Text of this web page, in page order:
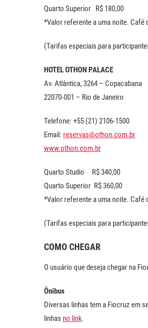
Quarto Superior R$ 180,00
*Valor referente a uma noite. Café
(Tarifas especiais para
HOTEL OTHON PALACE
Av. Atlântica, 3264 – Copacabana
22070-001 – Rio de Janeiro
Telefone: +55 (21) 2106-1500
Email: reservas@othon.com.br
www.othon.com.br
Quarto Studio R$ 340,00
Quarto Superior R$ 360,00
*Valor referente a uma noite. Café
(Tarifas especiais para
COMO CHEGAR
O usuário que deseja chegar na
Ônibus
Diversas linhas tem a Fiocruz em
linhas no link.